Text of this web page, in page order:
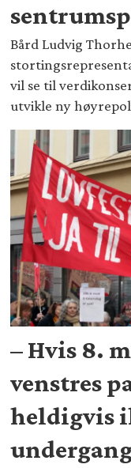
Bård Ludvig
vil se til
utvikle ny
– Hvis 8.
venstres
heldigvis